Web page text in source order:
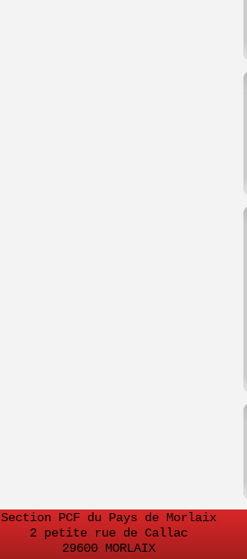
Section PCF du Pays de Morlaix
2 petite rue de Callac
29600 MORLAIX